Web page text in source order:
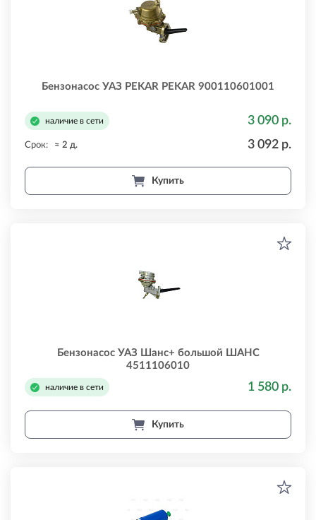
Бензонасос УАЗ PEKAR PEKAR 900110601001
наличие в сети 3 090 р.
Срок: ≈ 2 д. 3 092 р.
Купить
Бензонасос УАЗ Шанс+ большой ШАНС
4511106010
наличие в сети 1 580 р.
Купить